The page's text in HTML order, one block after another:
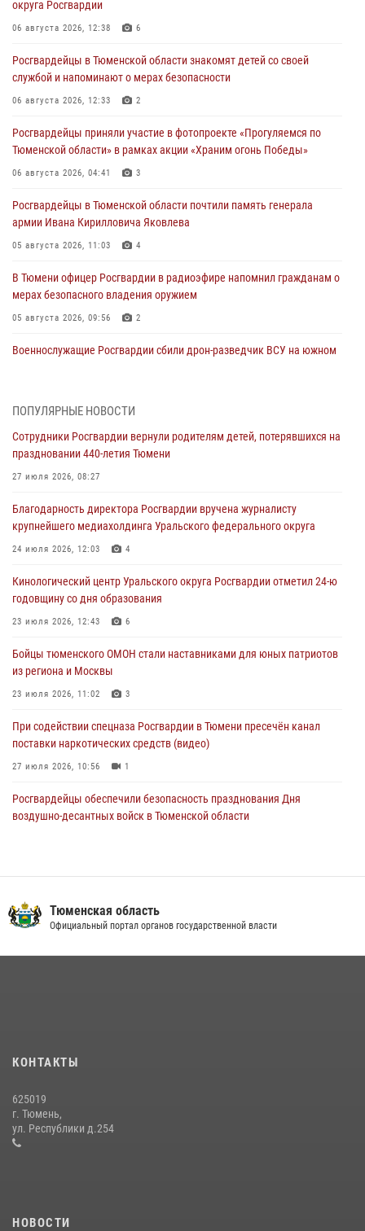
округа Росгвардии
06 августа 2026, 12:38 6
Росгвардейцы в Тюменской области знакомят детей со своей
службой и напоминают о мерах безопасности
06 августа 2026, 12:33 2
Росгвардейцы приняли участие в фотопроекте «Прогуляемся по
Тюменской области» в рамках акции «Храним огонь Победы»
06 августа 2026, 04:41 3
Росгвардейцы в Тюменской области почтили память генерала
армии Ивана Кирилловича Яковлева
05 августа 2026, 11:03 4
В Тюмени офицер Росгвардии в радиоэфире напомнил гражданам о
мерах безопасного владения оружием
05 августа 2026, 09:56 2
Военнослужащие Росгвардии сбили дрон-разведчик ВСУ на южном
масштабных спортивных событий на Урале
05 августа 2026, 05:22
виновника ДТП
05 августа 2026, 05:15
труженицу тыла из Тюмени
04 августа 2026, 11:07
условиях в Тюменской области (видео)
04 августа 2026, 06:28
ПОПУЛЯРНЫЕ НОВОСТИ
Сотрудники Росгвардии вернули родителям детей, потерявшихся на
праздновании 440-летия Тюмени
27 июля 2026, 08:27
Благодарность директора Росгвардии вручена журналисту
крупнейшего медиахолдинга Уральского федерального округа
24 июля 2026, 12:03 4
Кинологический центр Уральского округа Росгвардии отметил 24-ю
годовщину со дня образования
23 июля 2026, 12:43 6
Бойцы тюменского ОМОН стали наставниками для юных патриотов
из региона и Москвы
23 июля 2026, 11:02 3
При содействии спецназа Росгвардии в Тюмени пресечён канал
поставки наркотических средств (видео)
27 июля 2026, 10:56 1
Росгвардейцы обеспечили безопасность празднования Дня
воздушно-десантных войск в Тюменской области
10 июля 2026, 11:46 7
Росгвардейцы в День семьи, любви и верности оказали помощь
жителям Тюмени, оказавшимся в сложной жизненной ситуации
08 июля 2026, 09:38
Тюменская область
Официальный портал органов государственной власти
КОНТАКТЫ
625019
г. Тюмень,
ул. Республики д.254
НОВОСТИ